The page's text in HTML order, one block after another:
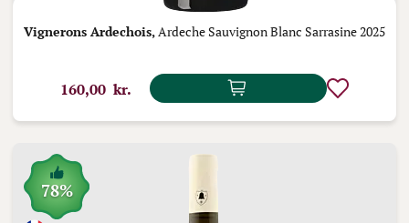
Vignerons Ardechois,Ardeche Sauvignon Blanc Sarrasine 2025
160,00 kr.
78%